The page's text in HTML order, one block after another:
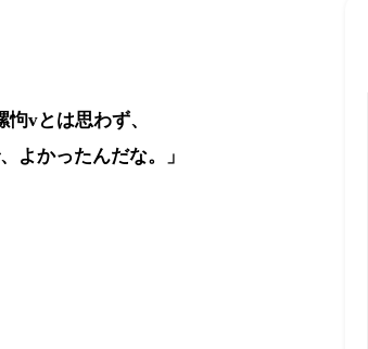
vとは思わず、
よかったんだな。」